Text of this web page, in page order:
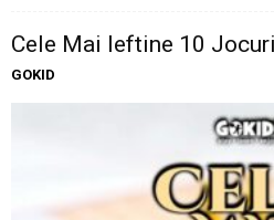
Cele Mai Ieftine 10
GOKID